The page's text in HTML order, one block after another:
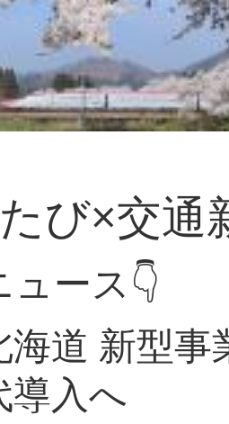
び×交通
ース👇
海道 新型
導入へ